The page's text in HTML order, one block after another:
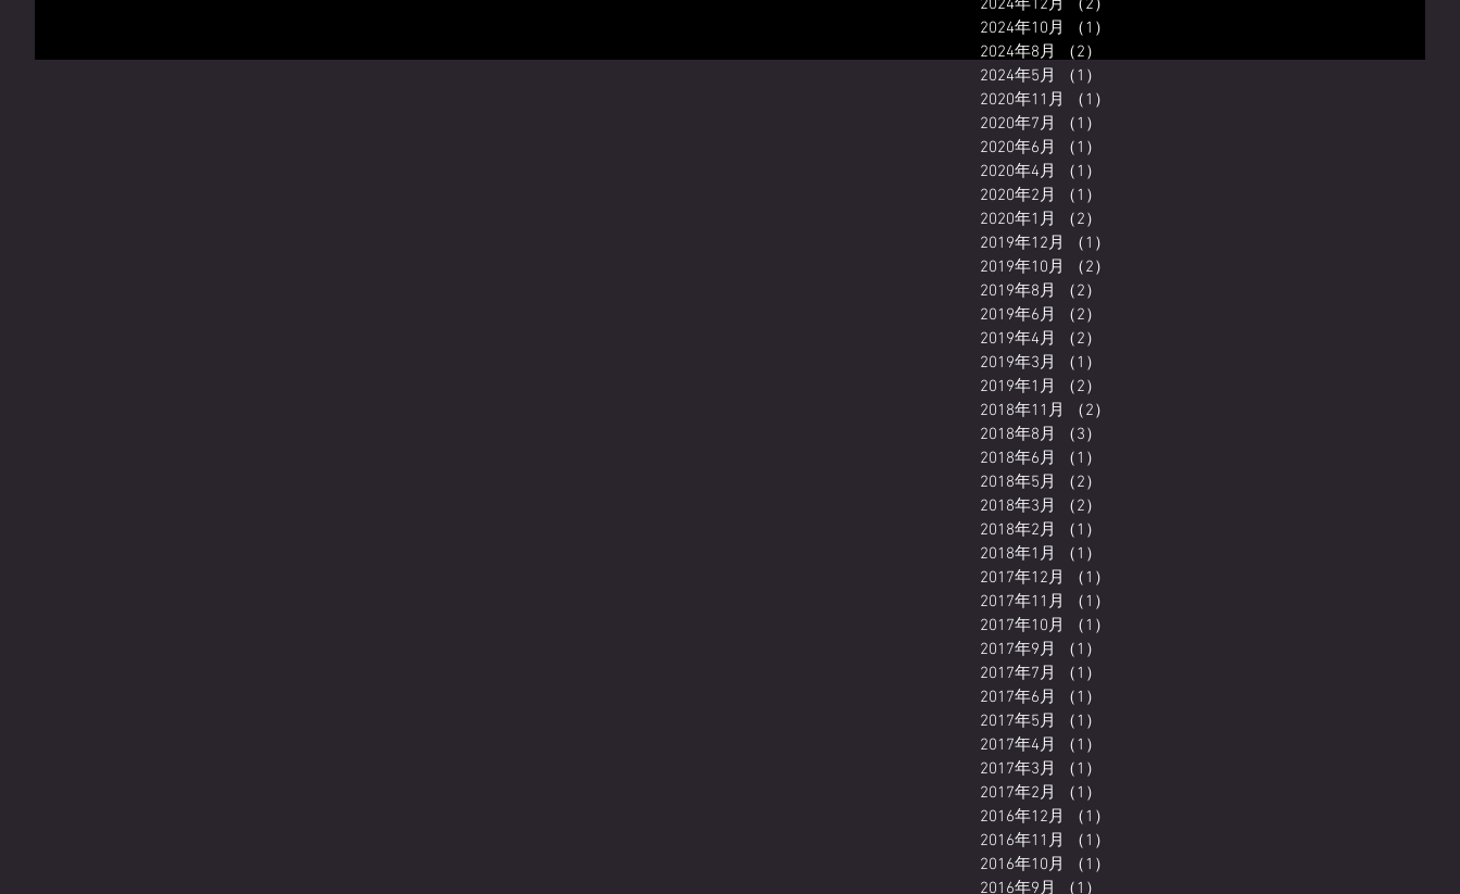
2024年10月
（1）
2024年8月
（2）
2024年5月
（1）
2020年11月
（1）
2020年7月
（1）
2020年6月
（1）
2020年4月
（1）
2020年2月
（1）
2020年1月
（2）
2019年12月
（1）
2019年10月
（2）
2019年8月
（2）
2019年6月
（2）
2019年4月
（2）
2019年3月
（1）
2019年1月
（2）
2018年11月
（2）
2018年8月
（3）
2018年6月
（1）
2018年5月
（2）
2018年3月
（2）
2018年2月
（1）
2018年1月
（1）
2017年12月
（1）
2017年11月
（1）
2017年10月
（1）
2017年9月
（1）
2017年7月
（1）
2017年6月
（1）
2017年5月
（1）
2017年4月
（1）
2017年3月
（1）
2017年2月
（1）
2016年12月
（1）
2016年11月
（1）
2016年10月
（1）
2016年9月
（1）